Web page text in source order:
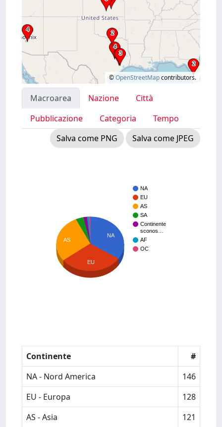
©OpenStreetMapcontributors.
Macroarea Nazione
Città
Pubblicazione
Categoria
Tempo
Salva come PNG
Salva come JPEG
NA
EU
AS
SA
Continente
sconos…
AF
OC
NA
AS
EU
Continente
#
NA - Nord America
146
EU - Europa
128
AS - Asia
121